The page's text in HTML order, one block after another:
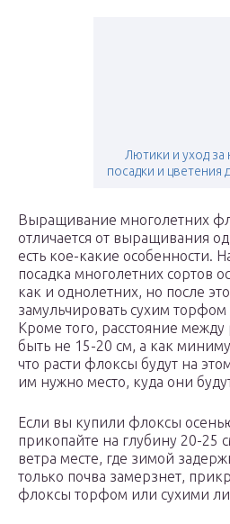
Лютики и уход за
посадки и цветения
Выращивание многолетних
отличается от выращивания
есть кое-какие особенности.
посадка многолетних сортов
как и однолетних, но после
замульчировать сухим
Кроме того, расстояние
быть не 15-20 см, а как
что расти флоксы будут на
им нужно место, куда они
Если вы купили флоксы
прикопайте на глубину 20-25
ветра месте, где зимой
только почва замерзнет,
флоксы торфом или сухими